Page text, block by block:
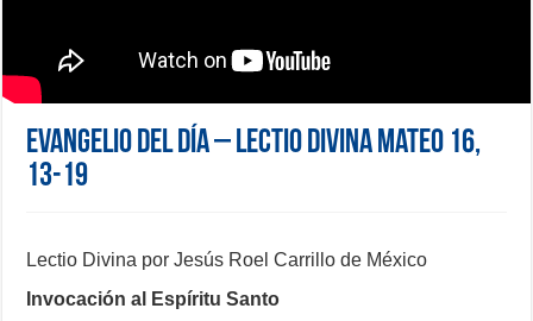
Evangelio del día – Lectio Divina Mateo 16,
13-19
Lectio Divina por Jesús Roel Carrillo de México
Invocación al Espíritu Santo